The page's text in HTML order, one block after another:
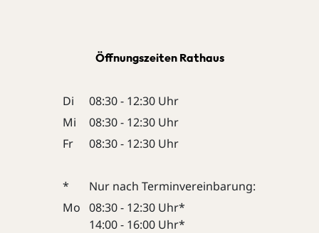
Öffnungszeiten Rathaus
Di
08:30 - 12:30 Uhr
Mi
08:30 - 12:30 Uhr
Fr
08:30 - 12:30 Uhr
*
Nur nach Terminvereinbarung:
Mo 08:30 - 12:30 Uhr*
14:00 - 16:00 Uhr*